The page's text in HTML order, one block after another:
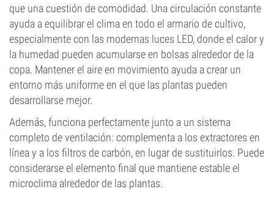
que una cuestión de comodidad. Una circulación constante
ayuda a equilibrar el clima en todo el armario de cultivo,
especialmente con las modernas luces LED, donde el calor y
la humedad pueden acumularse en bolsas alrededor de la
copa. Mantener el aire en movimiento ayuda a crear un
entorno más uniforme en el que las plantas pueden
desarrollarse mejor.
Además, funciona perfectamente junto a un sistema
completo de ventilación: complementa a los extractores en
línea y a los filtros de carbón, en lugar de sustituirlos. Puede
considerarse el elemento final que mantiene estable el
microclima alrededor de las plantas.